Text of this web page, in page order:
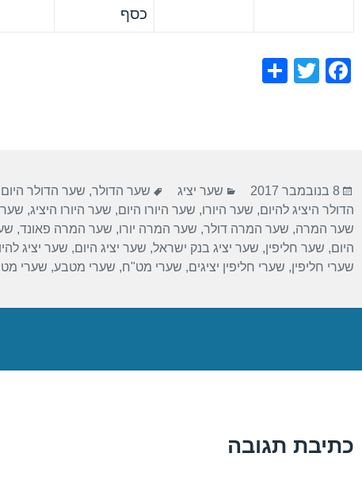
כסף
F
o
o
k
T
פורסם
בתאריך
8 בנובמבר 2017 קטגוריות
שער יציג תגיות
שער הדולר, שער הדולר היום
הדולר היציג להיום, שער היורו, שער היורו היום, שער היורו היציג, שער
שער המרה, שער המרה דולר, שער המרה יורו, שער המרה פאונד,
היום, שער חליפין, שער יציג בנק ישראל, שער יציג היום, שער יציג
שערי חליפין, שערי חליפין יציגים, שערי מט"ח, שערי מטבע, שערי
כתיבת תגובה